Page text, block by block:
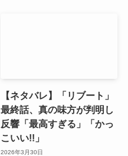
【ネタバレ】「リブート」
最終話、真の味方が判明し
反響「最高すぎる」「かっ
こいい!!」
2026年3月30日